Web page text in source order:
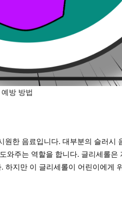
방 방법
한 음료입니다. 대부분의 슬러시
와주는 역할을 합니다. 글리세롤은
하지만 이 글리세롤이 어린이에게